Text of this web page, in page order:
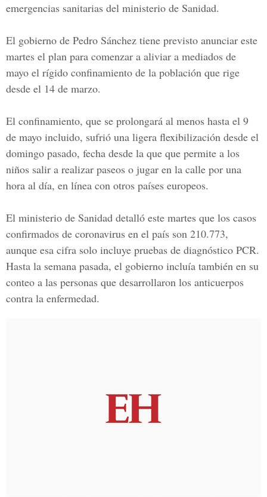
emergencias sanitarias del ministerio de Sanidad.
El gobierno de Pedro Sánchez tiene previsto anunciar este
martes el plan para comenzar a aliviar a mediados de
mayo el rígido confinamiento de la población que rige
desde el 14 de marzo.
El confinamiento, que se prolongará al menos hasta el 9
de mayo incluido, sufrió una ligera flexibilización desde el
domingo pasado, fecha desde la que que permite a los
niños salir a realizar paseos o jugar en la calle por una
hora al día, en línea con otros países europeos.
El ministerio de Sanidad detalló este martes que los casos
confirmados de coronavirus en el país son 210.773,
aunque esa cifra solo incluye pruebas de diagnóstico PCR.
Hasta la semana pasada, el gobierno incluía también en su
conteo a las personas que desarrollaron los anticuerpos
contra la enfermedad.